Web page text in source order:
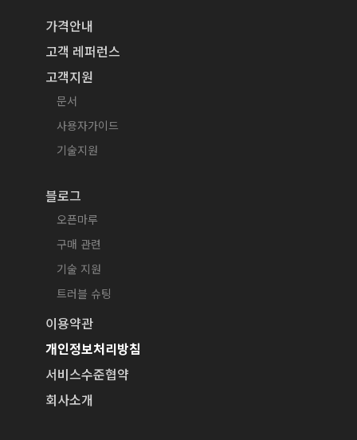
가격안내
고객 레퍼런스
고객지원
문서
사용자가이드
기술지원
블로그
오픈마루
구매 관련
기술 지원
트러블 슈팅
이용약관
개인정보처리방침
서비스수준협약
회사소개